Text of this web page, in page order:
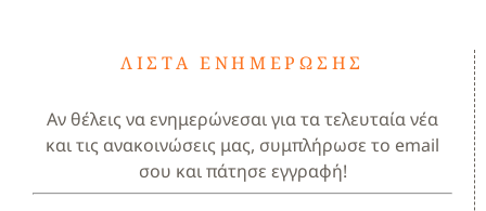
ΛΊΣΤΑ ΕΝΗΜΈΡΩΣΗΣ
Αν θέλεις να ενημερώνεσαι για τα τελευταία νέα
και τις ανακοινώσεις μας, συμπλήρωσε το email
σου και πάτησε εγγραφή!